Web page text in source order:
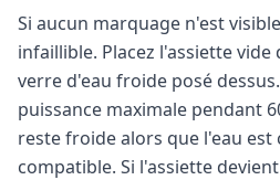
Si aucun marquage n'est
infaillible. Placez l'assiette vide
verre d'eau froide posé
puissance maximale pendant
reste froide alors que l'eau est
compatible. Si l'assiette